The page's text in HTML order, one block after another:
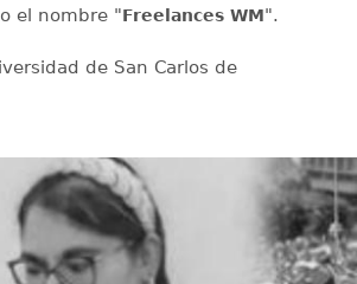
el nombre "Freelances WM".
de San Carlos de